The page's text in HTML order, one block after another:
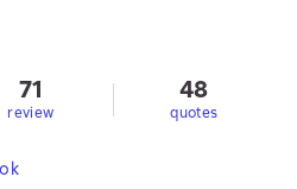
71
review
48
quotes